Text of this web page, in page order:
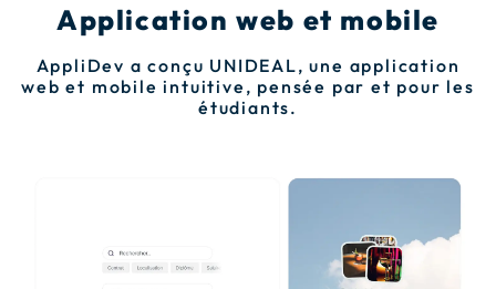
Application web et mobile
AppliDev a conçu UNIDEAL, une application
web et mobile intuitive, pensée par et pour les
étudiants.